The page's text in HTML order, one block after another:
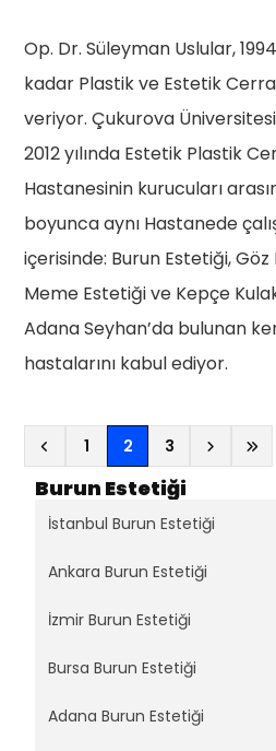
Burun Estetiği
İstanbul Burun Estetiği
Ankara Burun Estetiği
İzmir Burun Estetiği
Bursa Burun Estetiği
Adana Burun Estetiği
Op. Dr. Süleyman Uslular,
kadar Plastik ve Estetik
veriyor. Çukurova
2012 yılında Estetik Plastik
Hastanesinin kurucuları
boyunca aynı Hastanede
içerisinde: Burun Estetiği, Göz
Meme Estetiği ve Kepçe
Adana Seyhan’da bulunan
hastalarını kabul ediyor.
1 2(current)
3